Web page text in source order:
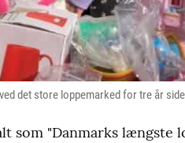
det store loppemarked for tre år
som "Danmarks længste